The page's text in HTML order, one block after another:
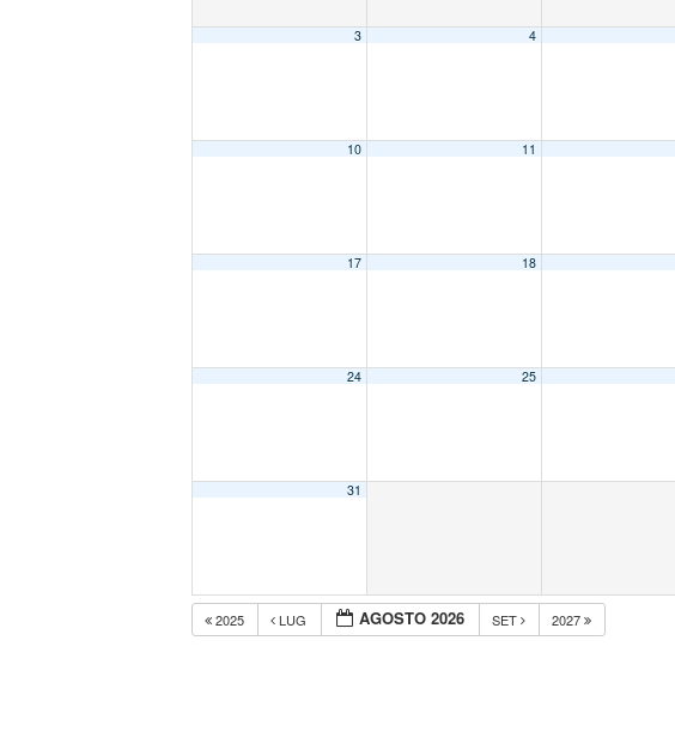
3 4
10 11
17 18
24 25
31
2025 LUG AGOSTO 2026 SET 2027